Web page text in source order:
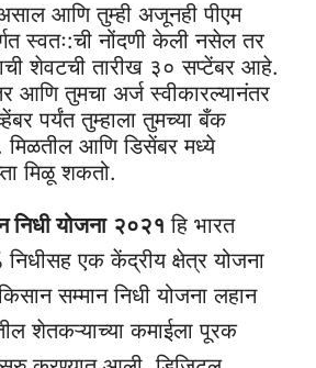
आणि तुम्ही अजूनही पीएम
स्वतः:ची नोंदणी केली नसेल तर
शेवटची तारीख ३० सप्टेंबर आहे.
आणि तुमचा अर्ज स्वीकारल्यानंतर
पर्यंत तुम्हाला तुमच्या बँक
आणि डिसेंबर मध्ये
मिळू शकतो.
निधी योजना २०२१हि भारत
एक केंद्रीय क्षेत्र योजना
सम्मान निधी योजना लहान
शेतकऱ्याच्या कमाईला पूरक